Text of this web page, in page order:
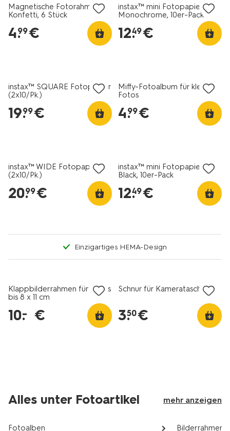
Magnetische Fotorahmen,
Konfetti, 6 Stück
4.
99€
instax™ mini Fotopapier,
Monochrome, 10er-Pack
12.
49€
instax™ SQUARE Fotopapier
(2x10/Pk.)
19.
99€
Miffy-Fotoalbum für kleine
Fotos
4.
99€
instax™ WIDE Fotopapier
(2x10/Pk.)
20.
99€
instax™ mini Fotopapier,
Black, 10er-Pack
12.
49€
Einzigartiges HEMA-Design
Klappbilderrahmen für Fotos
bis 8 x 11 cm
10.
– €
Schnur für Kameratasche
3.
50€
Alles unter Fotoartikel mehr anzeigen
Fotoalben Bilderrahmen